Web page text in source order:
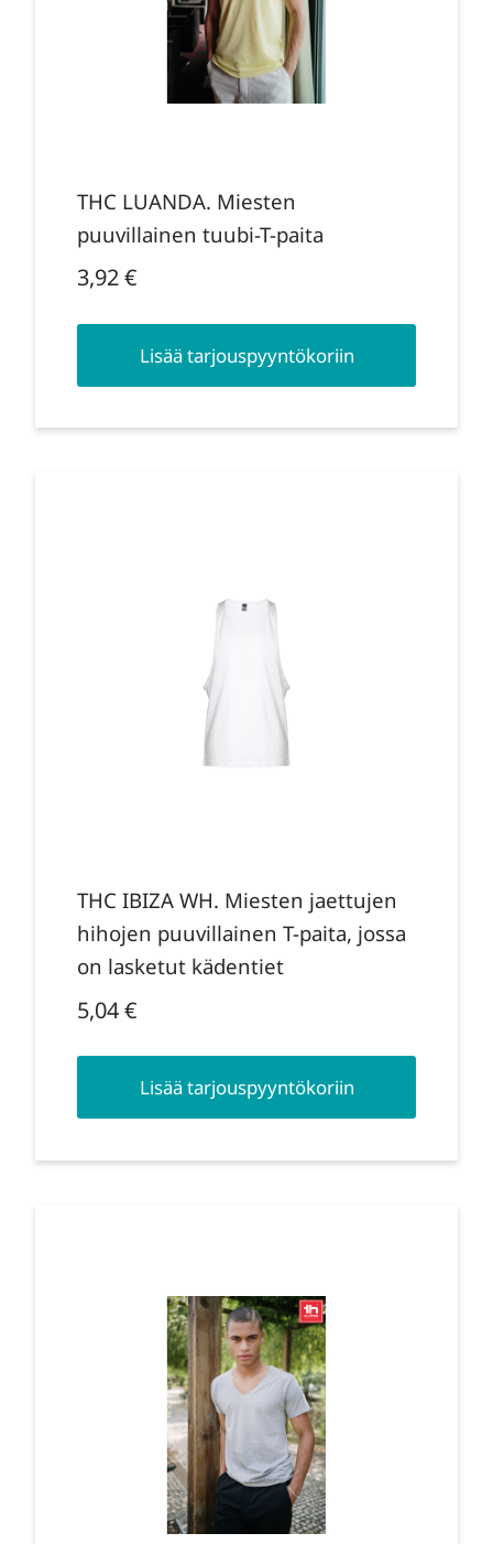
THC LUANDA. Miesten
puuvillainen tuubi-T-paita
3,92€
Lisää tarjouspyyntökoriin
THC IBIZA WH. Miesten jaettujen
hihojen puuvillainen T-paita, jossa
on lasketut kädentiet
5,04€
Lisää tarjouspyyntökoriin